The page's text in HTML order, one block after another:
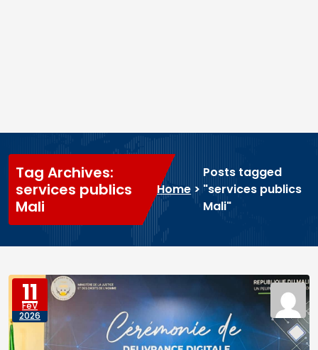
Tag Archives:
services publics
Mali
Home >
Posts tagged
"services publics
Mali"
11
FéV
2026